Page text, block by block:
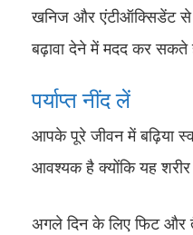
खनिज और एंटीऑक्सिडेंट से
बढ़ावा देने में मदद कर सकते
पर्याप्त नींद लें
आपके पूरे जीवन में बढ़िया
आवश्यक है क्योंकि यह
अगले दिन के लिए फिट और